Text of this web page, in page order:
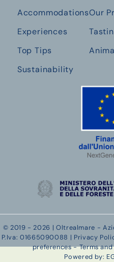
Accommodations
Experiences
Top Tips
Sustainability
Our
© 2019 - 2026 | Oltrealmare -
P.Iva: 01665090088 | Privacy
preferences-Terms
Powered by: